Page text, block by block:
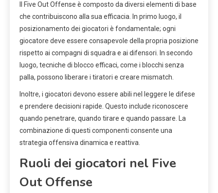
Il Five Out Offense è composto da diversi elementi di base
che contribuiscono alla sua efficacia. In primo luogo, il
posizionamento dei giocatori è fondamentale; ogni
giocatore deve essere consapevole della propria posizione
rispetto ai compagni di squadra e ai difensori. In secondo
luogo, tecniche di blocco efficaci, come i blocchi senza
palla, possono liberare i tiratori e creare mismatch.
Inoltre, i giocatori devono essere abili nel leggere le difese
e prendere decisioni rapide. Questo include riconoscere
quando penetrare, quando tirare e quando passare. La
combinazione di questi componenti consente una
strategia offensiva dinamica e reattiva.
Ruoli dei giocatori nel Five
Out Offense